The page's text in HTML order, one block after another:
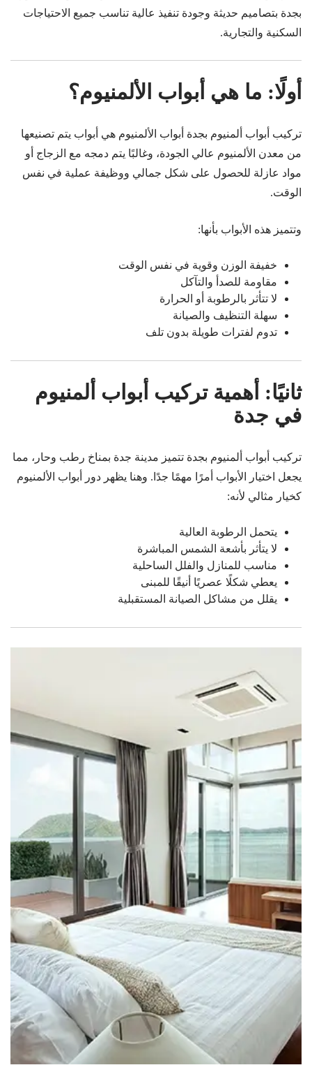
بجدة بتصاميم حديثة وجودة تنفيذ عالية تناسب جميع الاحتياجات
السكنية والتجارية.
أولًا: ما هي أبواب الألمنيوم؟
تركيب أبواب ألمنيوم بجدة أبواب الألمنيوم هي أبواب يتم تصنيعها
من معدن الألمنيوم عالي الجودة، وغالبًا يتم دمجه مع الزجاج أو
مواد عازلة للحصول على شكل جمالي ووظيفة عملية في نفس
الوقت.
وتتميز هذه الأبواب بأنها:
خفيفة الوزن وقوية في نفس الوقت
مقاومة للصدأ والتآكل
لا تتأثر بالرطوبة أو الحرارة
سهلة التنظيف والصيانة
تدوم لفترات طويلة بدون تلف
ثانيًا: أهمية تركيب أبواب ألمنيوم
في جدة
تركيب أبواب ألمنيوم بجدة تتميز مدينة جدة بمناخ رطب وحار، مما
يجعل اختيار الأبواب أمرًا مهمًا جدًا. وهنا يظهر دور أبواب الألمنيوم
كخيار مثالي لأنه:
يتحمل الرطوبة العالية
لا يتأثر بأشعة الشمس المباشرة
مناسب للمنازل والفلل الساحلية
يعطي شكلًا عصريًا أنيقًا للمبنى
يقلل من مشاكل الصيانة المستقبلية